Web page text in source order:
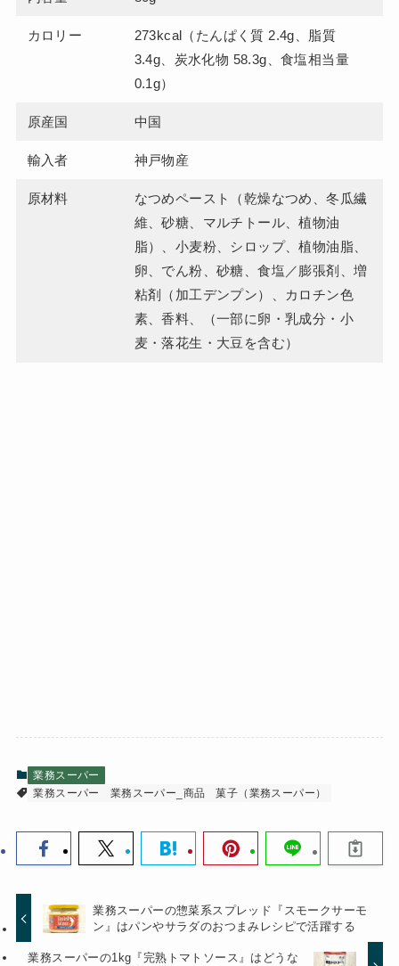
カロリー
273kcal（たんぱく質 2.4g、脂質
3.4g、炭水化物 58.3g、食塩相当量
0.1g）
原産国 中国
輸入者 神戸物産
原材料
なつめペースト（乾燥なつめ、冬瓜繊
維、砂糖、マルチトール、植物油
脂）、小麦粉、シロップ、植物油脂、
卵、でん粉、砂糖、食塩／膨張剤、増
粘剤（加工デンプン）、カロチン色
素、香料、（一部に卵・乳成分・小
麦・落花生・大豆を含む）
業務スーパー
業務スーパー
業務スーパー_商品 菓子（業務スーパー）
業務スーパーの惣菜系スプレッド『スモークサーモ
ン』はパンやサラダのおつまみレシピで活躍する
業務スーパーの1kg『完熟トマトソース』はどうな